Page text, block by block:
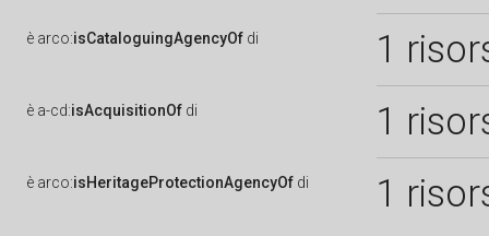
è arco:isCataloguingAgencyOf di 1
è a-cd:isAcquisitionOf di 1
è arco:isHeritageProtectionAgencyOf di 1